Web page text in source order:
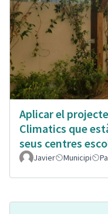
Aplicar el
Climatics que
seus centres
Javier Municipi